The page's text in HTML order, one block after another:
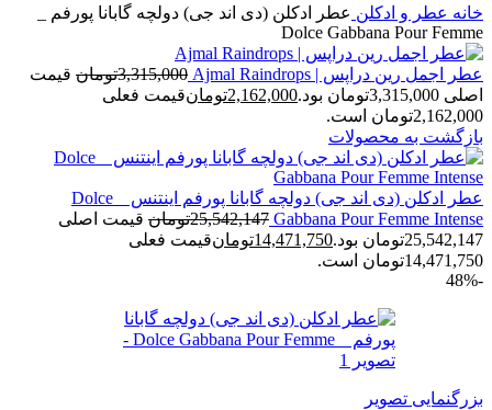
خانه عطر و ادکلن عطر ادکلن (دی اند جی) دولچه گابانا پورفم _
Dolce Gabbana Pour Femme
عطر اجمل رین دراپس | Ajmal Raindrops 3,315,000تومان قیمت
اصلی 3,315,000تومان بود.
2,162,000تومانقیمت فعلی
2,162,000تومان است.
بازگشت به محصولات
عطر ادکلن (دی اند جی) دولچه گابانا پورفم اینتنس _ Dolce
Gabbana Pour Femme Intense
25,542,147تومان قیمت اصلی
25,542,147تومان بود.
14,471,750تومانقیمت فعلی
14,471,750تومان است.
-48%
بزرگنمایی تصویر